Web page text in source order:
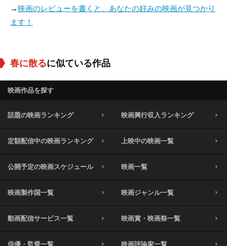
→映画のレビューを書くと、あなたの好みの映画が見つかり
ます！
春に散るに似ている作品
映画作品を探す
話題の映画ランキング 映画興行収入ランキング
定額配信中の映画ランキング 上映中の映画一覧
公開予定の映画スケジュール 映画一覧
映画製作国一覧 映画ジャンル一覧
動画配信サービス一覧 映画賞・映画祭一覧
俳優・監督一覧 映画評論家一覧